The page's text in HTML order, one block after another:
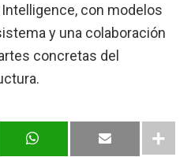
con modelos
y una colaboración
concretas del